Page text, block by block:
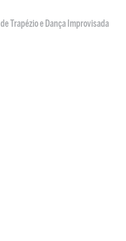
Trapézio e Dança Improvisada